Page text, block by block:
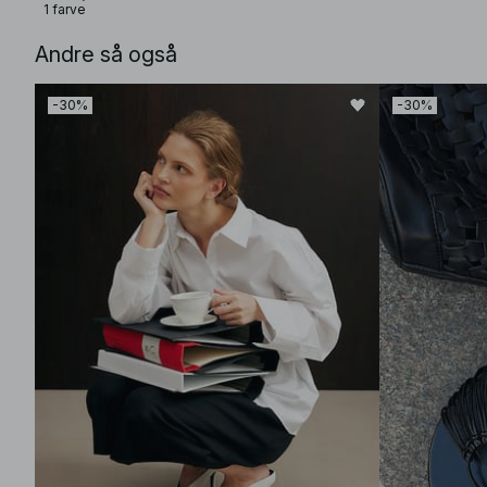
1 farve
Andre så også
-30% -30%